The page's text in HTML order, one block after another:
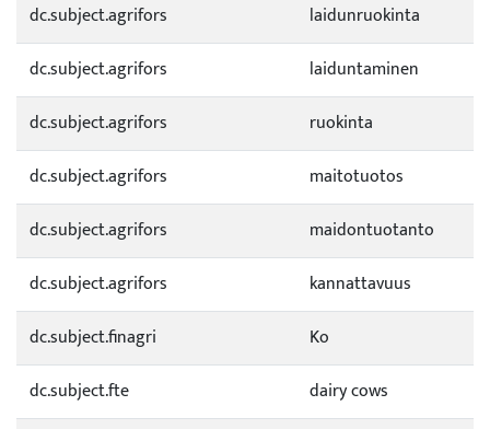
dc.subject.agrifors
laidunruokinta
dc.subject.agrifors
laiduntaminen
dc.subject.agrifors
ruokinta
dc.subject.agrifors
maitotuotos
dc.subject.agrifors
maidontuotanto
dc.subject.agrifors
kannattavuus
dc.subject.finagri
Ko
dc.subject.fte
dairy cows